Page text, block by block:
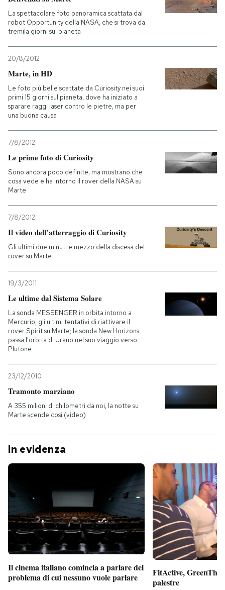
La spettacolare foto panoramica scattata dal
robot Opportunity della NASA, che si trova da
tremila giorni sul pianeta
20/8/2012
Marte, in HD
Le foto più belle scattate da Curiosity nei suoi
primi 15 giorni sul pianeta, dove ha iniziato a
sparare raggi laser contro le pietre, ma per
una buona causa
7/8/2012
Le prime foto di Curiosity
Sono ancora poco definite, ma mostrano che
cosa vede e ha intorno il rover della NASA su
Marte
7/8/2012
Il video dell’atterraggio di Curiosity
Gli ultimi due minuti e mezzo della discesa del
rover su Marte
19/3/2011
Le ultime dal Sistema Solare
La sonda MESSENGER in orbita intorno a
Mercurio; gli ultimi tentativi di riattivare il
rover Spirit su Marte; la sonda New Horizons
passa l'orbita di Urano nel suo viaggio verso
Plutone
23/12/2010
Tramonto marziano
A 355 milioni di chilometri da noi, la notte su
Marte scende così (video)
In evidenza
Il cinema italiano comincia a parlare del
problema di cui nessuno vuole parlare
FitActive,
palestre